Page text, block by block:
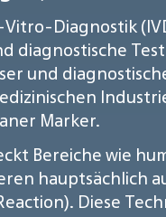
Diagnostik
und
Marker.
Bereiche wie
hauptsächlich
Diese